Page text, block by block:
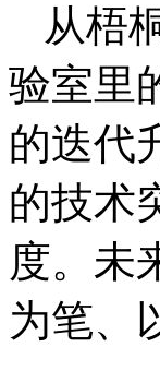
从梧
验室里
的迭代
的技术
度。未
为笔、